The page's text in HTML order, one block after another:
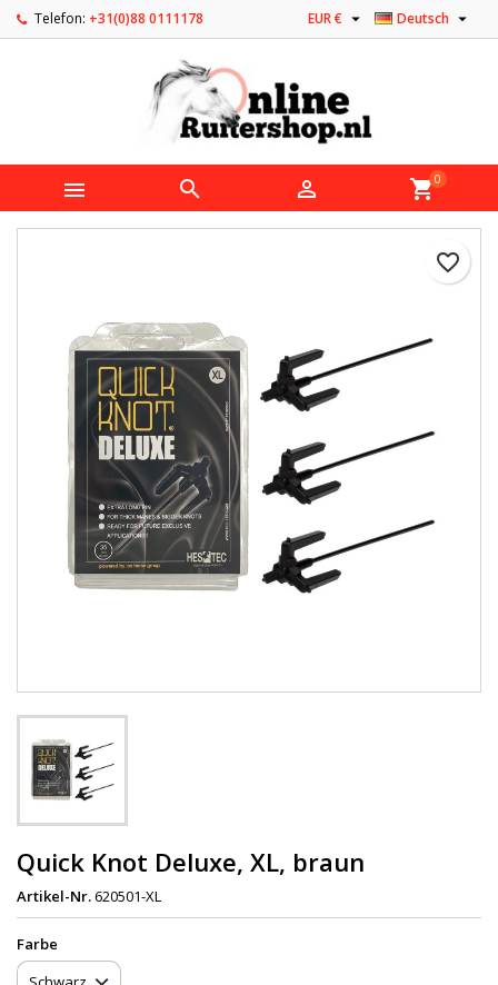
Telefon: +31(0)88 0111178 Deutsch 
EUR € 
   shopping_cart0
favorite_border
Quick Knot Deluxe, XL, braun
Artikel-Nr.620501-XL
Farbe